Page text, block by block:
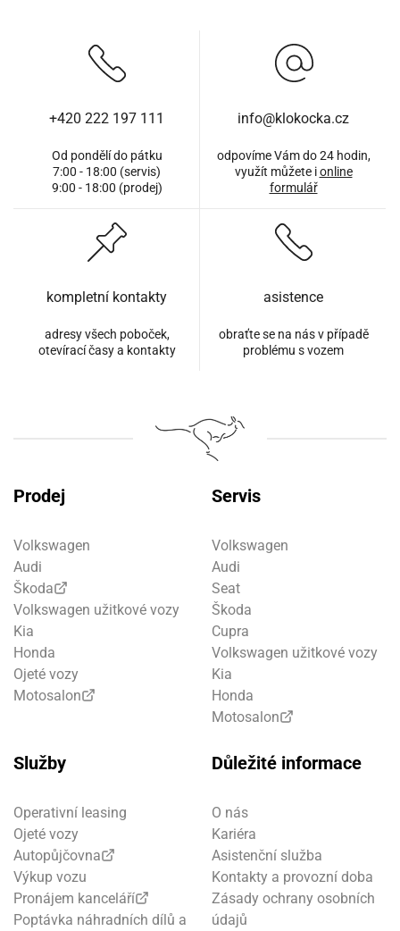
+420 222 197 111
Od pondělí do pátku
7:00 - 18:00 (servis)
9:00 - 18:00 (prodej)
info@klokocka.cz
odpovíme Vám do 24 hodin,
využít můžete ionline
formulář
kompletní kontakty
adresy všech poboček,
otevírací časy a kontakty
asistence
obraťte se na nás v případě
problému s vozem
Prodej
Volkswagen
Audi
Škoda
Volkswagen užitkové vozy
Kia
Honda
Ojeté vozy
Motosalon
Servis
Volkswagen
Audi
Seat
Škoda
Cupra
Volkswagen užitkové vozy
Kia
Honda
Motosalon
Služby
Operativní leasing
Ojeté vozy
Autopůjčovna
Výkup vozu
Pronájem kanceláří
Poptávka náhradních dílů a
Důležité informace
O nás
Kariéra
Asistenční služba
Kontakty a provozní doba
Zásady ochrany osobních
údajů